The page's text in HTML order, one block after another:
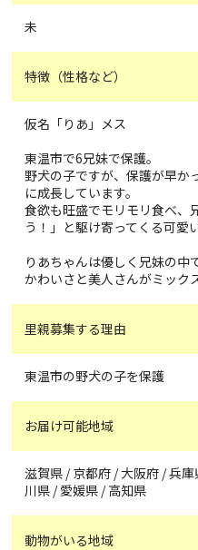
未
特徴（性格など）
仮名「りあ」メス
東温市で6兄妹で保護。
野犬の子ですが、保護が早か
に成長しています。
食欲も旺盛でモリモリ食べ、
う！」と駆け寄ってくる可愛
りあちゃんは優しく兄妹の中
かわいさと美人さんがミック
里親募集する理由
東温市の野犬の子を保護
お届け可能地域
滋賀県 / 京都府 / 大阪府 / 兵
川県 / 愛媛県 / 高知県
動物がいる地域